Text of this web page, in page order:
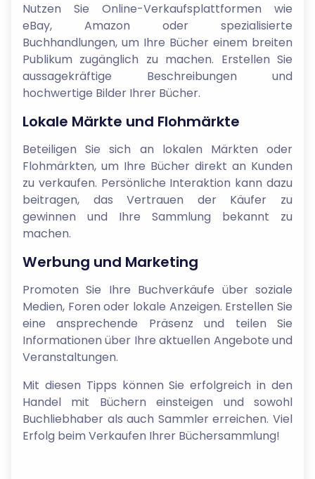
Nutzen Sie Online-Verkaufsplattformen wie
eBay, Amazon oder spezialisierte
Buchhandlungen, um Ihre Bücher einem breiten
Publikum zugänglich zu machen. Erstellen Sie
aussagekräftige Beschreibungen und
hochwertige Bilder Ihrer Bücher.
Lokale Märkte und Flohmärkte
Beteiligen Sie sich an lokalen Märkten oder
Flohmärkten, um Ihre Bücher direkt an Kunden
zu verkaufen. Persönliche Interaktion kann dazu
beitragen, das Vertrauen der Käufer zu
gewinnen und Ihre Sammlung bekannt zu
machen.
Werbung und Marketing
Promoten Sie Ihre Buchverkäufe über soziale
Medien, Foren oder lokale Anzeigen. Erstellen Sie
eine ansprechende Präsenz und teilen Sie
Informationen über Ihre aktuellen Angebote und
Veranstaltungen.
Mit diesen Tipps können Sie erfolgreich in den
Handel mit Büchern einsteigen und sowohl
Buchliebhaber als auch Sammler erreichen. Viel
Erfolg beim Verkaufen Ihrer Büchersammlung!